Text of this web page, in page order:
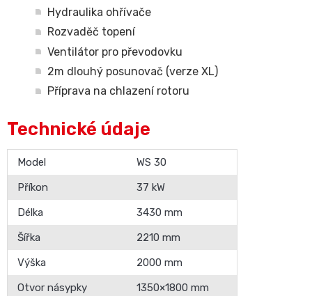
Hydraulika ohřívače
Rozvaděč topení
Ventilátor pro převodovku
2m dlouhý posunovač (verze XL)
Příprava na chlazení rotoru
Technické údaje
Model
WS 30
Příkon
37 kW
Délka
3430 mm
Šířka
2210 mm
Výška
2000 mm
Otvor násypky
1350×1800 mm